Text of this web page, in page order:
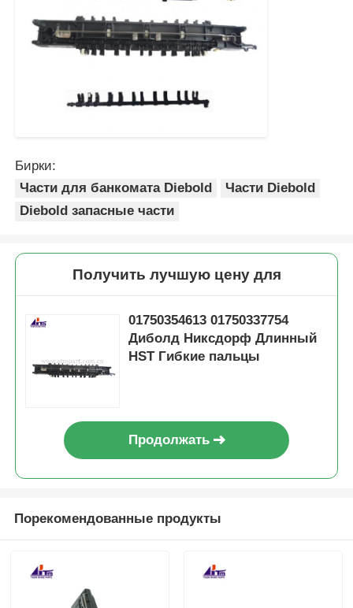
Бирки:
Части для банкомата Diebold
Части Diebold
Diebold запасные части
Получить лучшую цену для
01750354613 01750337754
Диболд Никсдорф Длинный
HST Гибкие пальцы
Продолжать
Порекомендованные продукты